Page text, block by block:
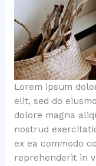
Lorem ipsum
elit, sed do
dolore magna
nostrud
ex ea commodo
reprehenderit in